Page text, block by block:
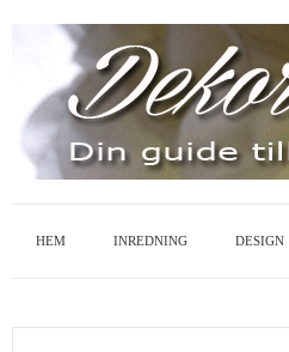
HEM INREDNING DESIGN